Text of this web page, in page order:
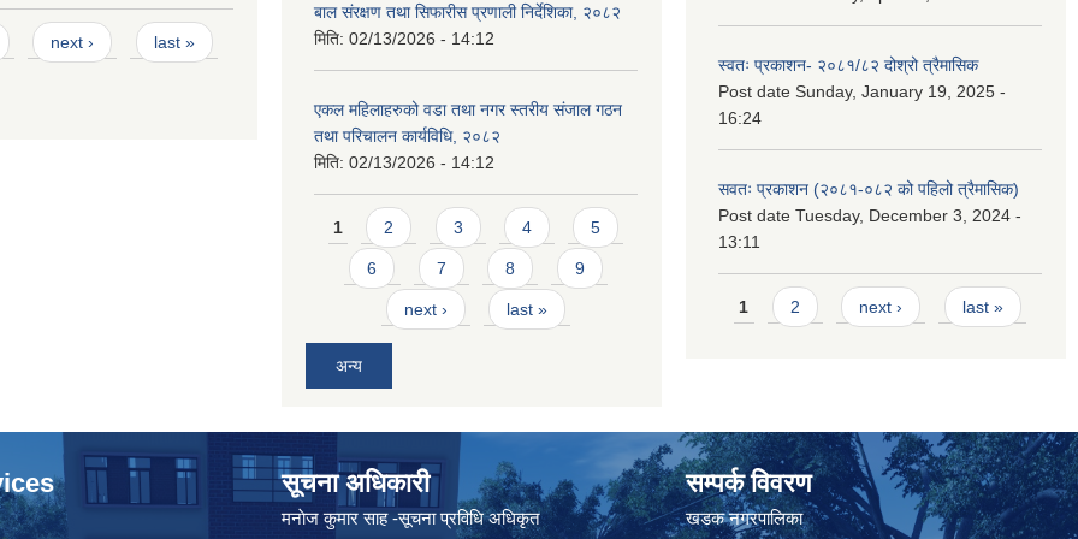
next › last »
बाल संरक्षण तथा सिफारीस प्रणाली निर्देशिका, २०८२
मिति: 02/13/2026 - 14:12
एकल महिलाहरुको वडा तथा नगर स्तरीय संजाल गठन
तथा परिचालन कार्यविधि, २०८२
मिति: 02/13/2026 - 14:12
Pages
1 2 3 4 5
6 7 8 9
next › last »
अन्य
स्वतः प्रकाशन- २०८१/८२ दोश्रो त्रैमासिक
Post date Sunday, January 19, 2025 -
16:24
सवतः प्रकाशन (२०८१-०८२ को पहिलो त्रैमासिक)
Post date Tuesday, December 3, 2024 -
13:11
Pages
1 2 next › last »
सूचना अधिकारी
मनाेज कुमार साह -सूचना प्रविधि अधिकृत
सम्पर्क विवरण
खडक नगरपालिका